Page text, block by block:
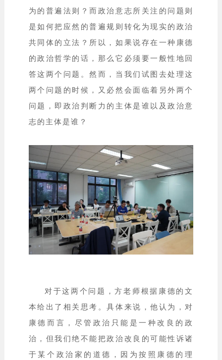
为的普遍法则？而政治意志所关注的问题则
是如何把应然的普遍规则转化为现实的政治
共同体的立法？所以，如果说存在一种康德
的政治哲学的话，那么它必须要一般性地回
答这两个问题。然而，当我们试图去处理这
两个问题的时候，又必然会面临着另外两个
问题，即政治判断力的主体是谁以及政治意
志的主体是谁？
对于这两个问题，方老师根据康德的文
本给出了相关思考。具体来说，他认为，对
康德而言，尽管政治只能是一种改良的政
治，但我们绝不能把政治改良的可能性诉诸
于某个政治家的道德，因为按照康德的理